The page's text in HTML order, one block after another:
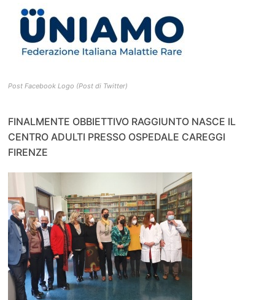
Post Facebook Logo (Post di Twitter)
FINALMENTE OBBIETTIVO RAGGIUNTO NASCE IL
CENTRO ADULTI PRESSO OSPEDALE CAREGGI
FIRENZE